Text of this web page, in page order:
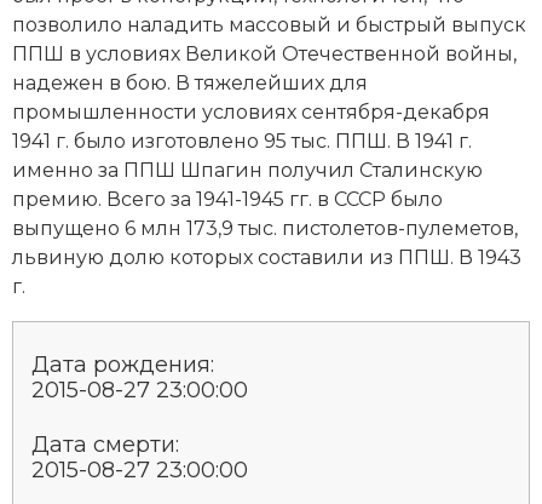
Общественные объединения и организации
Политическая история
Революции и народные движения
Религия и церковь
Россия
Северная Америка
Социально-экономическая история
СССР
позволило наладить массовый и быстрый выпуск
ППШ в условиях Великой Отечественной войны,
надежен в бою. В тяжелейших для
промышленности условиях сентября-декабря
1941 г. было изготовлено 95 тыс. ППШ. В 1941 г.
именно за ППШ Шпагин получил Сталинскую
премию. Всего за 1941-1945 гг. в СССР было
выпущено 6 млн 173,9 тыс. пистолетов-пулеметов,
львиную долю которых составили из ППШ. В 1943
г.
Дата рождения:
2015-08-27 23:00:00
Дата смерти:
2015-08-27 23:00:00